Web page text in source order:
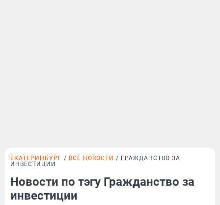
ЕКАТЕРИНБУРГ ВСЕ НОВОСТИ
ГРАЖДАНСТВО ЗА
ИНВЕСТИЦИИ
Новости по тэгу Гражданство за
инвестиции